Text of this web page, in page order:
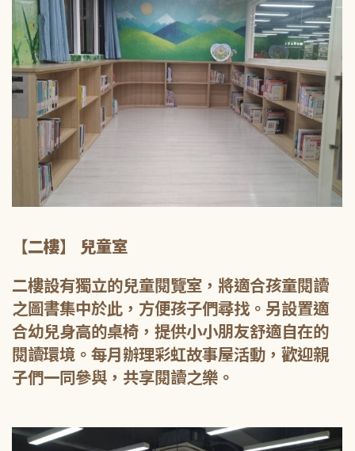
【二樓】 兒童室
二樓設有獨立的兒童閱覽室，將適合孩童閱讀
之圖書集中於此，方便孩子們尋找。另設置適
合幼兒身高的桌椅，提供小小朋友舒適自在的
閱讀環境。每月辦理彩虹故事屋活動，歡迎親
子們一同參與，共享閱讀之樂。